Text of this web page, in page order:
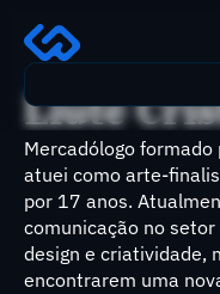
Liute
Mercadólogo formado
atuei como arte-
por 17 anos.
comunicação no
design e criatividade,
encontrarem uma